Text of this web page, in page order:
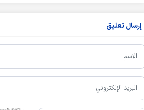
إرسال تعليق